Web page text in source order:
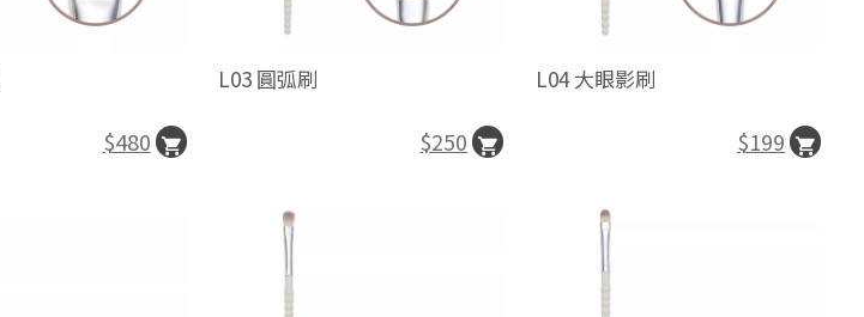
$480
L03 圓弧刷
$250
L04 大眼影刷
$199